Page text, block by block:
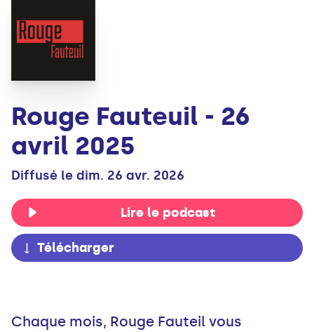
Rouge Fauteuil - 26
avril 2025
Diffusé le dim. 26 avr. 2026
Lire le podcast
Télécharger
Chaque mois, Rouge Fauteil vous